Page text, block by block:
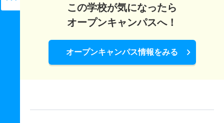
この学校が気になったら
オープンキャンパスへ！
オープンキャンパス情報をみる